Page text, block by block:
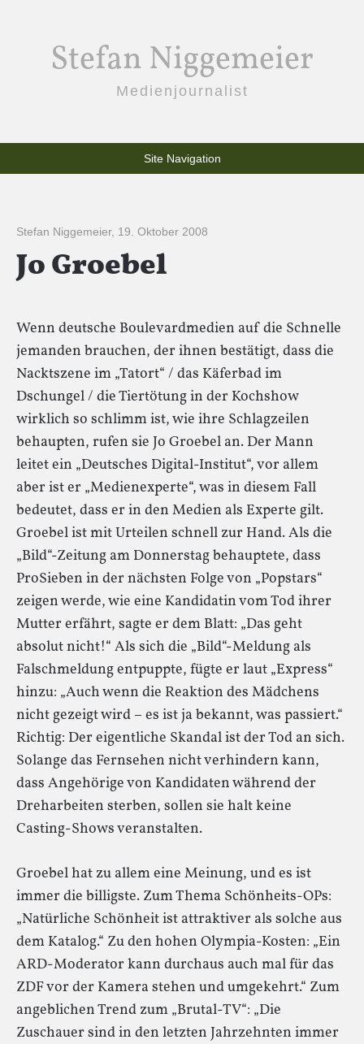
Stefan Niggemeier
Medienjournalist
Site Navigation
Stefan Niggemeier, 19. Oktober 2008
Jo Groebel
Wenn deutsche Boulevardmedien auf die Schnelle
jemanden brauchen, der ihnen bestätigt, dass die
Nacktszene im „Tatort“ / das Käferbad im
Dschungel / die Tiertötung in der Kochshow
wirklich so schlimm ist, wie ihre Schlagzeilen
behaupten, rufen sie Jo Groebel an. Der Mann
leitet ein „Deutsches Digital-Institut“, vor allem
aber ist er „Medienexperte“, was in diesem Fall
bedeutet, dass er in den Medien als Experte gilt.
Groebel ist mit Urteilen schnell zur Hand. Als die
„Bild“-Zeitung am Donnerstag behauptete, dass
ProSieben in der nächsten Folge von „Popstars“
zeigen werde, wie eine Kandidatin vom Tod ihrer
Mutter erfährt, sagte er dem Blatt: „Das geht
absolut nicht!“ Als sich die „Bild“-Meldung als
Falschmeldung entpuppte, fügte er laut „Express“
hinzu: „Auch wenn die Reaktion des Mädchens
nicht gezeigt wird – es ist ja bekannt, was passiert.“
Richtig: Der eigentliche Skandal ist der Tod an sich.
Solange das Fernsehen nicht verhindern kann,
dass Angehörige von Kandidaten während der
Dreharbeiten sterben, sollen sie halt keine
Casting-Shows veranstalten.
Groebel hat zu allem eine Meinung, und es ist
immer die billigste. Zum Thema Schönheits-OPs:
„Natürliche Schönheit ist attraktiver als solche aus
dem Katalog.“ Zu den hohen Olympia-Kosten: „Ein
ARD-Moderator kann durchaus auch mal für das
ZDF vor der Kamera stehen und umgekehrt.“ Zum
angeblichen Trend zum „Brutal-TV“: „Die
Zuschauer sind in den letzten Jahrzehnten immer